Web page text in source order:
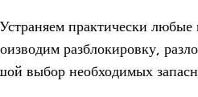
прак­ти­че­ски
раз­бло­ки­ровку,
выбор необ­хо­ди­мых